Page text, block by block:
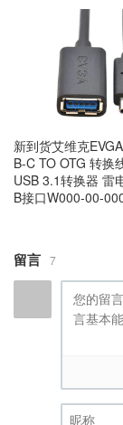
新到货艾维克
B-C TO OTG 转换
USB 3.1转换器 雷
B接口W000-00-
留言 7